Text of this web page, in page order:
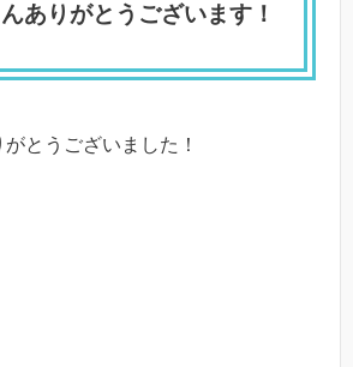
ありがとうございます！
とうございました！